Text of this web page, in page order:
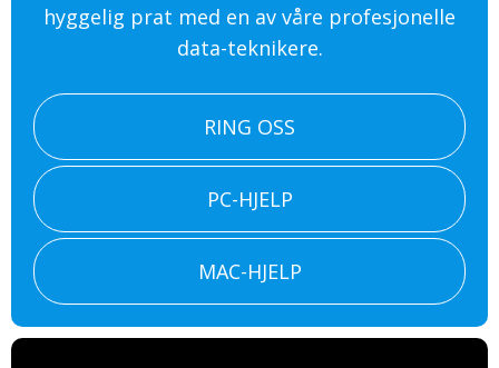
hyggelig prat med en av våre profesjonelle
data-teknikere.
RING OSS
PC-HJELP
MAC-HJELP